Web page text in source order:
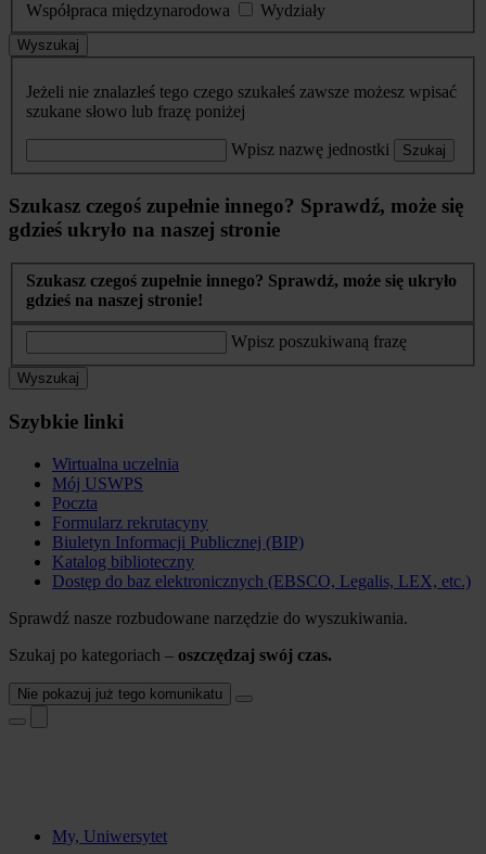
Współpraca międzynarodowa
Wydziały
Wyszukaj
Jeżeli nie znalazłeś tego czego szukałeś zawsze możesz wpisać
szukane słowo lub frazę poniżej
Wpisz nazwę jednostki Szukaj
Szukasz czegoś zupełnie innego? Sprawdź, może się
gdzieś ukryło na naszej stronie
Szukasz czegoś zupełnie innego? Sprawdź, może się ukryło
gdzieś na naszej stronie!
Wpisz poszukiwaną frazę
Wyszukaj
Szybkie linki
Wirtualna uczelnia
Mój USWPS
Poczta
Formularz rekrutacyny
Biuletyn Informacji Publicznej (BIP)
Katalog biblioteczny
Dostęp do baz elektronicznych (EBSCO, Legalis, LEX, etc.)
Sprawdź nasze rozbudowane narzędzie do wyszukiwania.
Szukaj po kategoriach – oszczędzaj swój czas.
Nie pokazuj już tego komunikatu
My, Uniwersytet